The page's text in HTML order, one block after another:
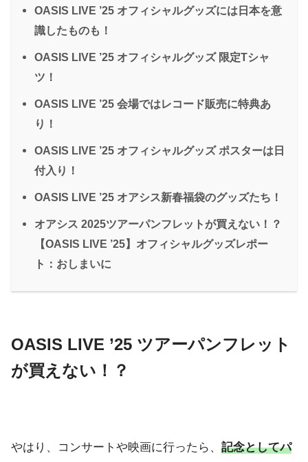
OASIS LIVE ’25 オフィシャルグッズには日本を意
識したものも！
OASIS LIVE ’25 オフィシャルグッズ 限定Tシャ
ツ！
OASIS LIVE ’25 会場ではレコード販売に特典あ
り！
OASIS LIVE ’25 オフィシャルグッズ ポスターは日
付入り！
OASIS LIVE ’25 オアシス新春福袋のグッズたち！
オアシス 2025ツアーパンフレットが買えない！？
【OASIS LIVE ’25】オフィシャルグッズレポー
ト：おしまいに
OASIS LIVE ’25 ツアーパンフレット
が買えない！？
やはり、コンサートや映画に行ったら、 記念としてパ